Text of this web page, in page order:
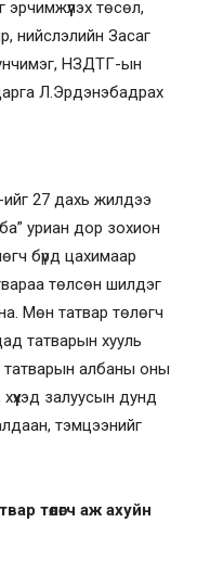
төсөл,
нийслэлийн Засаг
НЗДТГ-ын
Л.Эрдэнэбадрах
ийг 27 дахь жилдээ
уриан дор зохион
бүрд цахимаар
төлсөн шилдэг
Мөн татвар төлөгч
татварын хууль
татварын албаны оны
залуусын дунд
тэмцээнийг
төлөгч аж ахуйн